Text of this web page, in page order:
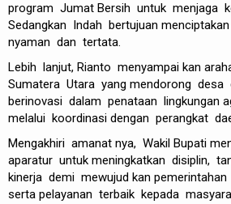
program Jumat Bersih untuk menjaga
Sedangkan Indah bertujuan
nyaman dan tertata.
‎Lebih lanjut, Rianto menyampai kan
Sumatera Utara yang mendorong desa
berinovasi dalam penataan lingkungan
melalui koordinasi dengan perangkat
‎Mengakhiri amanat nya, Wakil Bupati
aparatur untuk meningkatkan disiplin,
kinerja demi mewujud kan
serta pelayanan terbaik kepada